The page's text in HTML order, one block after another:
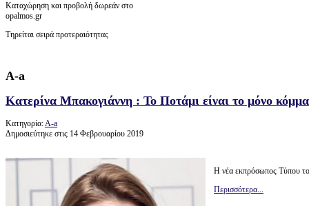
Καταχώρηση και προβολή δωρεάν στο
opalmos.gr
Τηρείται σειρά προτεραιότητας
Α-a
Κατερίνα Μπακογιάννη : Το Ποτάμι είναι το μόνο
Κατηγορία:Α-a
Δημοσιεύτηκε στις 14 Φεβρουαρίου 2019
Η νέα εκπρόσωπος Τύπου
Περισσότερα...